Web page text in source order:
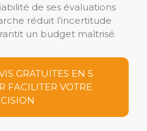
de ses évaluations
réduit l’incertitude
un budget maîtrisé.
GRATUITES EN 5
FACILITER VOTRE